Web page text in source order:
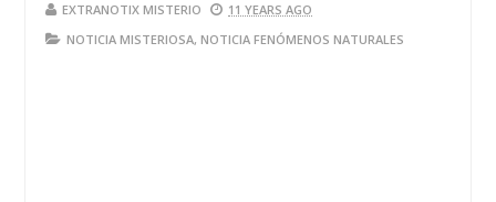
EXTRANOTIX MISTERIO
11 YEARS AGO
NOTICIA MISTERIOSA, NOTICIA FENÓMENOS NATURALES